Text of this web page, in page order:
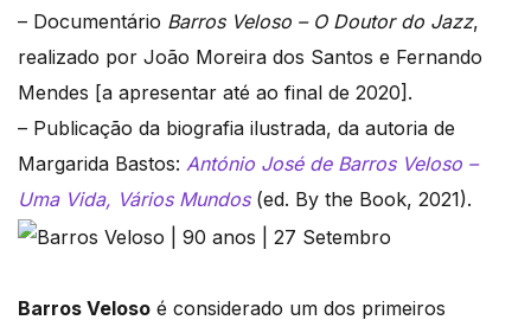
– Documentário Barros Veloso – O Doutor do Jazz,
realizado por João Moreira dos Santos e Fernando
Mendes [a apresentar até ao final de 2020].
– Publicação da biografia ilustrada, da autoria de
Margarida Bastos: António José de Barros Veloso –
Uma Vida, Vários Mundos(ed. By the Book, 2021).
Barros Veloso é considerado um dos primeiros